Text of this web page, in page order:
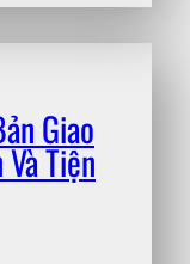
Giao
Tiện